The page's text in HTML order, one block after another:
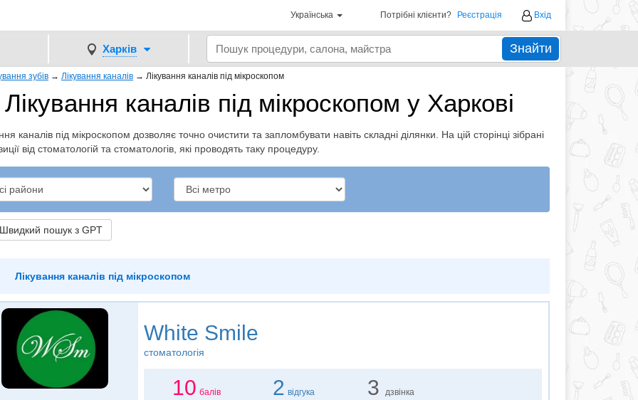
Українська Потрібні клієнти? Реєстрація Вхід
Харків Знайти
зубів → Лікування каналів → Лікування каналів під мікроскопом
Лікування каналів під мікроскопом у Харкові
каналів під мікроскопом дозволяє точно очистити та запломбувати навіть складні ділянки. На цій сторінці зібрані
від стоматологій та стоматологів, які проводять таку процедуру.
пошук з GPT
Лікування каналів під мікроскопом
White Smile
стоматологія
10 балів 2 відгука 3 дзвінка